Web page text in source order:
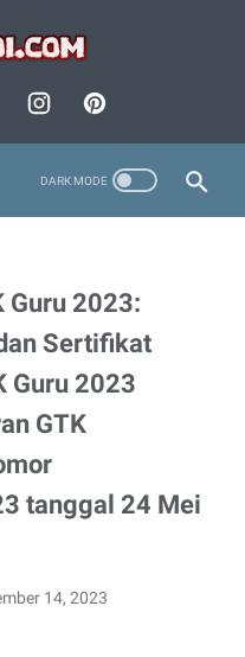
Guru 2023:
Sertifikat
Guru 2023
GTK
tanggal 24 Mei
14, 2023